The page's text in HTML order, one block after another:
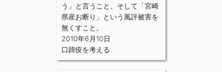
う」と言うこと、そして「宮崎
県産お断り」という風評被害を
無くすこと。
2010年6月10日
口蹄疫を考える